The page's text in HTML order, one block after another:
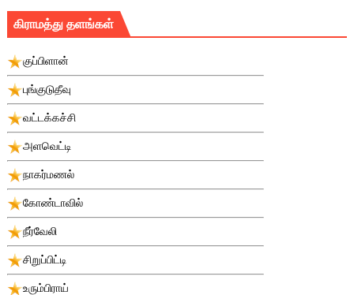
கிராமத்து தளங்கள்
குப்பிளான்
புங்குடுதீவு
வட்டக்கச்சி
அளவெட்டி
நாகர்மணல்
கோண்டாவில்
நீர்வேலி
சிறுப்பிட்டி
உரும்பிராய்